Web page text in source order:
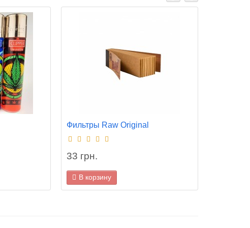
Фильтры Raw Original
33 грн.
В корзину